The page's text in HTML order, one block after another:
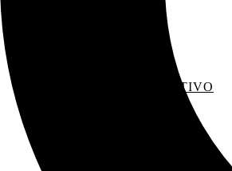
EL SACO CREATIVO